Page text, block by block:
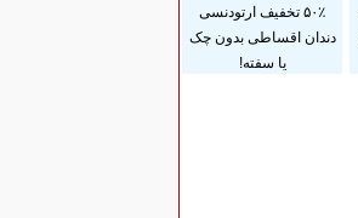
۵۰٪ تخفیف ارتودنسی
دندان اقساطی بدون چک
یا سفته!